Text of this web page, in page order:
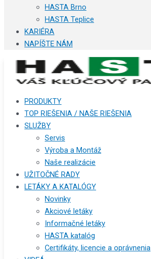
HASTA Brno
HASTA Teplice
KARIÉRA
NAPÍŠTE NÁM
PRODUKTY
TOP RIEŠENIA / NAŠE RIEŠENIA
SLUŽBY
Servis
Výroba a Montáž
Naše realizácie
UŽITOČNÉ RADY
LETÁKY A KATALÓGY
Novinky
Akciové letáky
Informačné letáky
HASTA katalóg
Certifikáty, licencie a oprávnenia